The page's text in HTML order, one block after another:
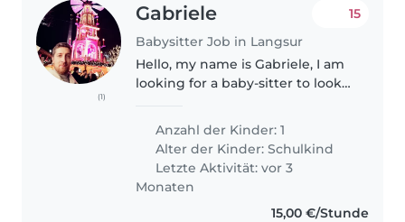
(1)
Gabriele
Babysitter Job in Langsur
15
Hello, my name is Gabriele, I am
looking for a baby-sitter to look
have somebody being able to
pick her up from the Langsur..
Anzahl der Kinder: 1
Alter der Kinder:Schulkind
Letzte Aktivität: vor 3
Monaten
15,00 €/Stunde